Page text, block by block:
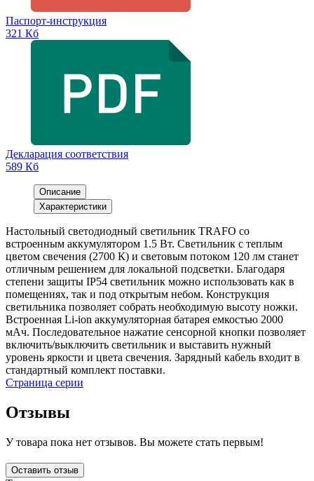
Паспорт-инструкция
321 Кб
Декларация соответствия
589 Кб
Описание
Характеристики
Настольный светодиодный светильник TRAFO со
встроенным аккумулятором 1.5 Вт. Светильник с теплым
цветом свечения (2700 К) и световым потоком 120 лм станет
отличным решением для локальной подсветки. Благодаря
степени защиты IP54 светильник можно использовать как в
помещениях, так и под открытым небом. Конструкция
светильника позволяет собрать необходимую высоту ножки.
Встроенная Li-ion аккумуляторная батарея емкостью 2000
мАч. Последовательное нажатие сенсорной кнопки позволяет
включить/выключить светильник и выставить нужный
уровень яркости и цвета свечения. Зарядный кабель входит в
стандартный комплект поставки.
Страница серии
Отзывы
У товара пока нет отзывов. Вы можете стать первым!
Оставить отзыв